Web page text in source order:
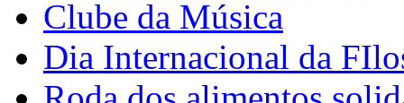
Clube da Música
Dia Internacional da